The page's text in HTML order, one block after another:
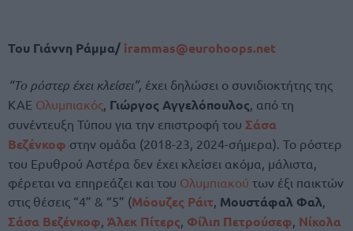
Του Γιάννη Ράμμα/ irammas@eurohoops.net
“Το ρόστερ έχει κλείσει”, έχει δηλώσει ο συνιδιοκτήτης της
ΚΑΕ Ολυμπιακός, Γιώργος Αγγελόπουλος, από τη
συνέντευξη Τύπου για την επιστροφή του Σάσα
Βεζένκοφ στην ομάδα (2018-23, 2024-σήμερα). Το ρόστερ
του Ερυθρού Αστέρα δεν έχει κλείσει ακόμα, μάλιστα,
φέρεται να επηρεάζει και του Ολυμπιακού των έξι παικτών
στις θέσεις “4” & “5” (Μόουζες Ράιτ, Μουστάφαλ Φαλ,
Σάσα Βεζένκοφ, Άλεκ Πίτερς, Φίλιπ Πετρούσεφ, Νίκολα